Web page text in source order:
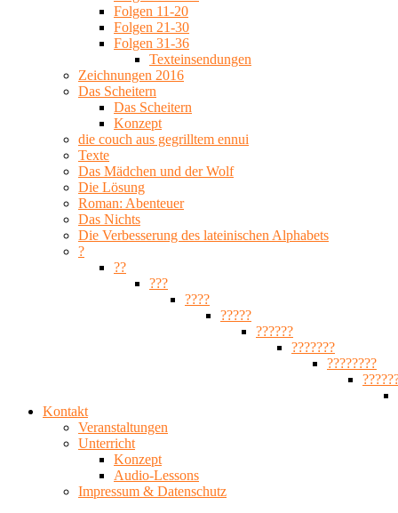
Folgen 11-20
Folgen 21-30
Folgen 31-36
Texteinsendungen
Zeichnungen 2016
Das Scheitern
Das Scheitern
Konzept
die couch aus gegrilltem ennui
Texte
Das Mädchen und der Wolf
Die Lösung
Roman: Abenteuer
Das Nichts
Die Verbesserung des lateinischen Alphabets
?
??
???
????
?????
??????
???????
????????
Kontakt
Veranstaltungen
Unterricht
Konzept
Audio-Lessons
Impressum & Datenschutz